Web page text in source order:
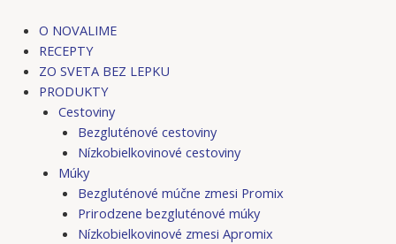
obsah
O NOVALIME
RECEPTY
ZO SVETA BEZ LEPKU
PRODUKTY
Cestoviny
Bezgluténové cestoviny
Nízkobielkovinové cestoviny
Múky
Bezgluténové múčne zmesi Promix
Prirodzene bezgluténové múky
Nízkobielkovinové zmesi Apromix